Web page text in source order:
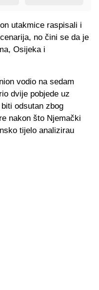
utakmice raspisali i
no čini se da je
Osijeka i
vodio na sedam
dvije pobjede uz
odsutan zbog
nakon što Njemački
tijelo analizirau